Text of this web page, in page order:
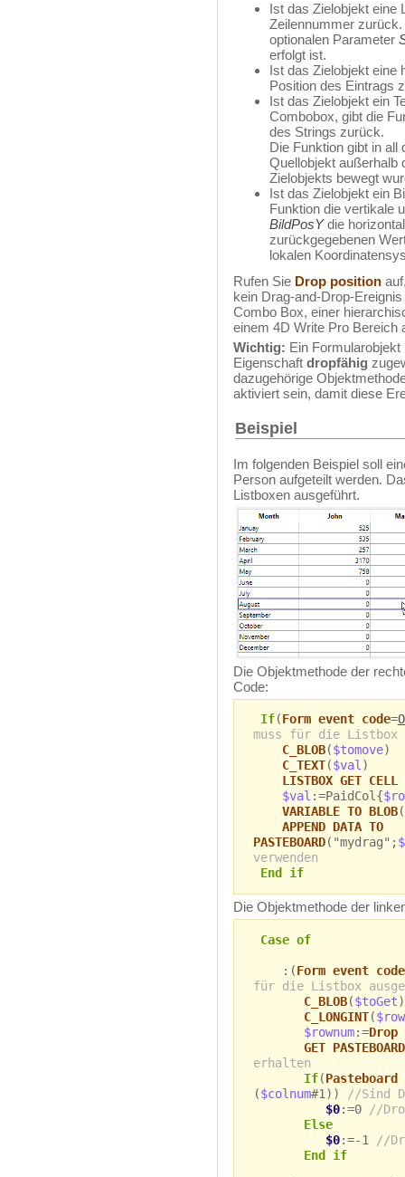
Ist das Zielobjekt eine
Zeilennummer
optionalen Parameter
erfolgt ist.
Ist das Zielobjekt eine
Position des Eintrags
Ist das Zielobjekt ein
Combobox, gibt die
des Strings zurück.
Die Funktion gibt in
Quellobjekt außerhalb
Zielobjekts bewegt
Ist das Zielobjekt ein
Funktion die vertikale
BildPosYdie
zurückgegebenen
lokalen
Rufen Sie Drop position
kein Drag-and-Drop-
Combo Box, einer
einem 4D Write Pro Bereich
Wichtig: Ein
Eigenschaft dropfähig
dazugehörige
aktiviert sein, damit diese
Beispiel
Im folgenden Beispiel soll
Person aufgeteilt werden.
Listboxen ausgeführt.
Die Objektmethode der
Code:
If(Form event code=
muss für die Listbox
C_BLOB($tomove)
C_TEXT($val)
LISTBOX GET CELL
$val :=PaidCol{
VARIABLE TO BLOB(
APPEND DATA TO
PASTEBOARD("mydrag";
verwenden
End if
Die Objektmethode der
Case of
:(Form event code
für die Listbox
C_BLOB($toGet)
C_LONGINT(
$rownum:=
GET
erhalten
If(
($colnum#1))
//Sind
$0:=0
//
Else
$0:=-1
//
End if